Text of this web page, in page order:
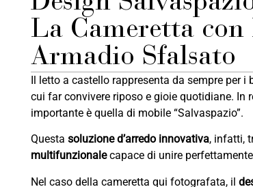
La Cameretta
Armadio Sfalsato
Il letto a castello rappresenta da sempre per
cui far convivere riposo e gioie quotidiane. In
importante è quella di mobile “Salvaspazio”.
Questa soluzione d’arredo innovativa, infatti,
multifunzionalecapace di unire perfettamente
Nel caso della cameretta qui fotografata, il